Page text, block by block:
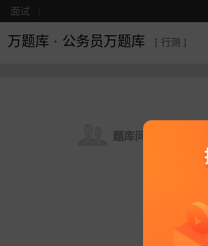
面试
万题库 · 公务员万题库 [ 行测 ]
题库问题反馈